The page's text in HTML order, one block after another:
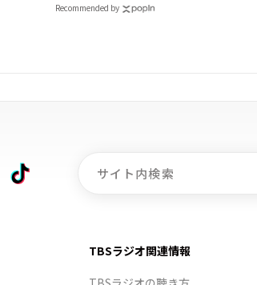
Recommended by
TBSラジオ関連情報